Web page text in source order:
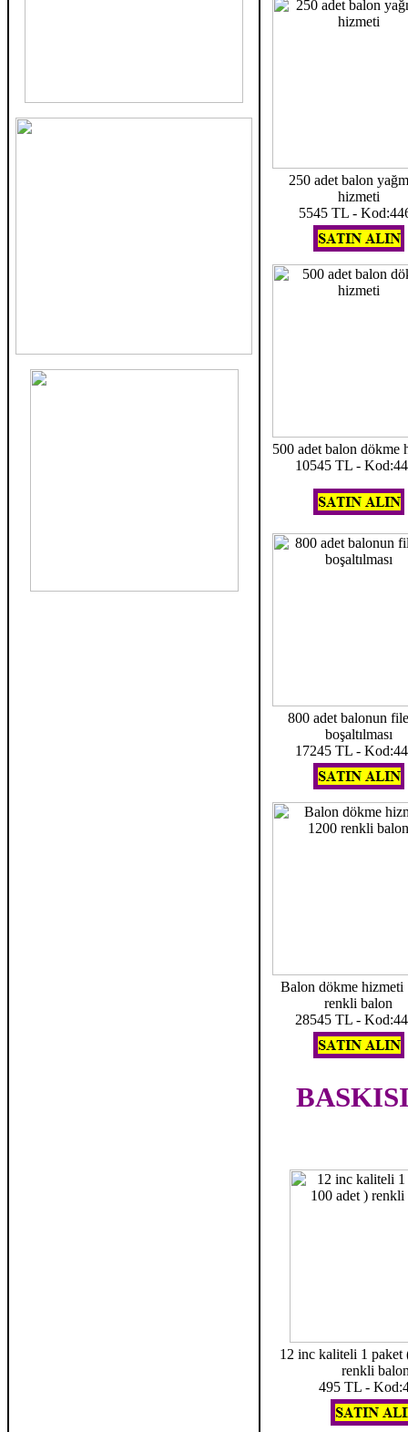
250 adet balon
hizmeti
5545 TL -
500 adet balon dökme
10545 TL -
800 adet balonun
boşaltılması
17245 TL -
Balon dökme hizmeti
renkli balon
28545 TL -
12 inc kaliteli 1 paket
renkli
495 TL -